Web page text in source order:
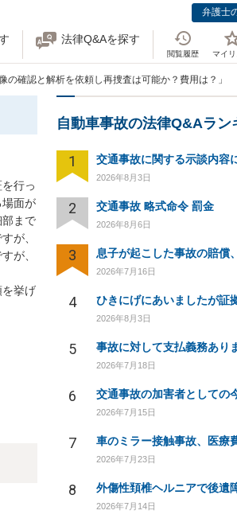
弁護士
法律Q&Aを探す
閲覧履歴 マイリ
の確認と解析を依頼し再捜査は可能か？費用は？」
行っ
面が
まで
が、
が、
挙げ
自動車事故の法律Q&Aラン
1 交通事故に関する示談内容
2026年8月3日
2 交通事故 略式命令 罰金
2026年8月6日
3
2026年7月16日
4
2026年8月3日
5 事故に対して支払義務あり
2026年7月18日
6
2026年7月15日
7
2026年7月23日
8
2026年7月14日